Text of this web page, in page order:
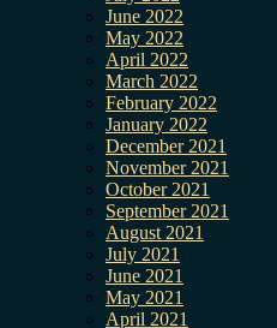
June 2022
May 2022
April 2022
March 2022
February 2022
January 2022
December 2021
November 2021
October 2021
September 2021
August 2021
July 2021
June 2021
May 2021
April 2021